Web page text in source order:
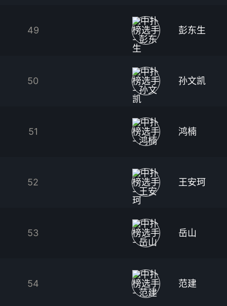
49 彭东生
50 孙文凯
51 鸿楠
52 王安珂
53 岳山
54 范建